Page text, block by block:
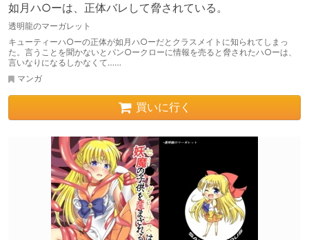
如月ハ○ーは、正体バレして脅されている。
透明龍のマーガレット
キューティーハ○ーの正体が如月ハ○ーだとクラスメイトに知られてしまっ
た。言うことを聞かないとパン○ークローに情報を売ると脅されたハ○ーは、
言いなりになるしかなくて……
マンガ
買いに行く